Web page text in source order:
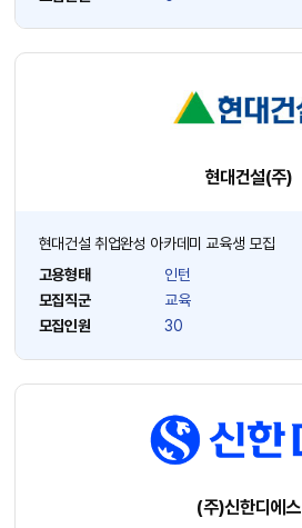
현대건설(주)
현대건설 취업완성 아카데미 교육생 모집
고용형태
인턴
모집직군
교육
모집인원
30
(주)신한디에스